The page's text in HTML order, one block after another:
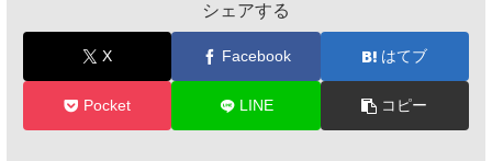
シェアする
X Facebook はてブ
Pocket LINE コピー